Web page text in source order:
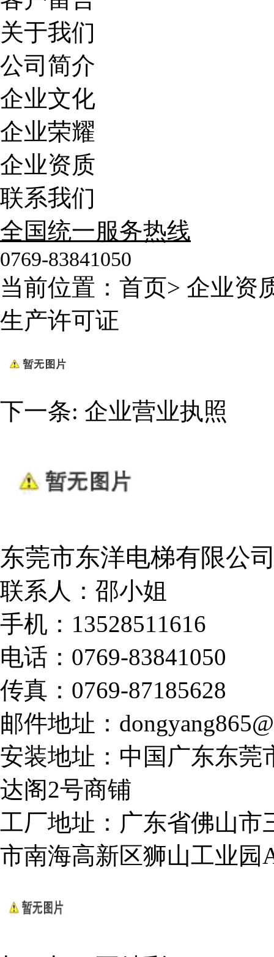
关于我们
公司简介
企业文化
企业荣耀
企业资质
联系我们
全国统一服务热线
0769-83841050
当前位置： 首页> 企业资
生产许可证
下一条: 企业营业执照
东莞市东洋电梯有限公
联系人：邵小姐
手机：13528511616
电话：0769-83841050
传真：0769-87185628
邮件地址：
安装地址：中国广东东莞
达阁2号商铺
工厂地址：广东省佛山市
市南海高新区狮山工业园